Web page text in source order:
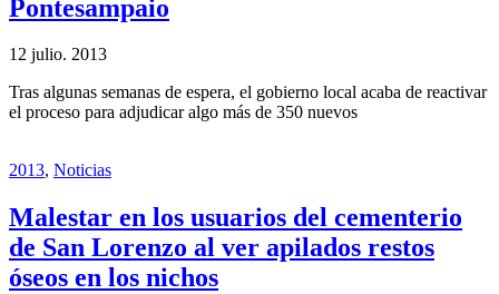
Pontesampaio
12 julio. 2013
Tras algunas semanas de espera, el gobierno local acaba de reactivar
el proceso para adjudicar algo más de 350 nuevos
2013, Noticias
Malestar en los usuarios del cementerio
de San Lorenzo al ver apilados restos
óseos en los nichos